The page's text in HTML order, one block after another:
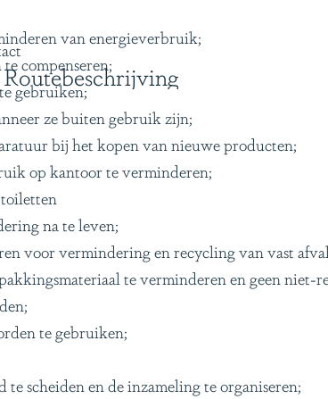
Routebeschrijving
van energieverbruik;
compenseren;
gebruiken;
ze buiten gebruik zijn;
bij het kopen van nieuwe producten;
op kantoor te verminderen;
na te leven;
voor vermindering en recycling van vast
te verminderen en geen niet-
te gebruiken;
scheiden en de inzameling te organiseren;